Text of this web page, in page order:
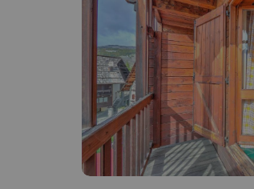
Bem, parece que o